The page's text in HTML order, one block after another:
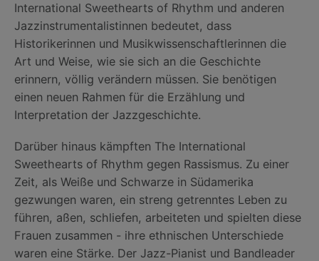
International Sweethearts of Rhythm und anderen
Jazzinstrumentalistinnen bedeutet, dass
Historikerinnen und Musikwissenschaftlerinnen die
Art und Weise, wie sie sich an die Geschichte
erinnern, völlig verändern müssen. Sie benötigen
einen neuen Rahmen für die Erzählung und
Interpretation der Jazzgeschichte.
Darüber hinaus kämpften The International
Sweethearts of Rhythm gegen Rassismus. Zu einer
Zeit, als Weiße und Schwarze in Südamerika
gezwungen waren, ein streng getrenntes Leben zu
führen, aßen, schliefen, arbeiteten und spielten diese
Frauen zusammen - ihre ethnischen Unterschiede
waren eine Stärke. Der Jazz-Pianist und Bandleader